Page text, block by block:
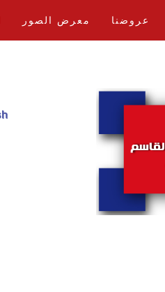
معرض الصور عروضنا